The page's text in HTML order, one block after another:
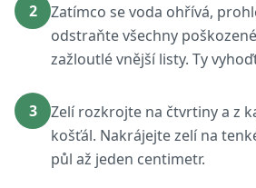
2
Zatímco se voda ohřívá,
odstraňte všechny
zažloutlé vnější listy. Ty
3
Zelí rozkrojte na čtvrtiny a z
košťál. Nakrájejte zelí na
půl až jeden centimetr.